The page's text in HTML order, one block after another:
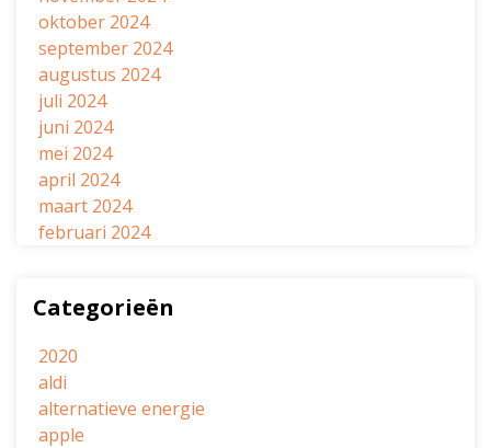
oktober 2024
september 2024
augustus 2024
juli 2024
juni 2024
mei 2024
april 2024
maart 2024
februari 2024
Categorieën
2020
aldi
alternatieve energie
apple